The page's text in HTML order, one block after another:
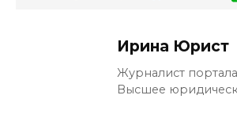
Ирина Юрист
Журналист портала
Высшее